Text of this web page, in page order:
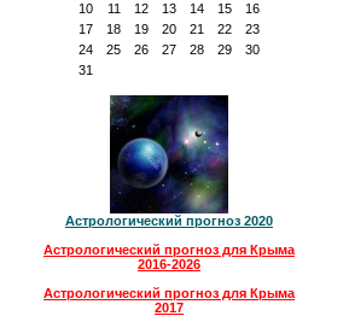
10
11 12 13 14 15
16
17
18 19 20 21 22
23
24
25 26 27 28 29
30
31
Астрологический прогноз 2020
Астрологический прогноз для Крыма
2016-2026
Астрологический прогноз для Крыма
2017